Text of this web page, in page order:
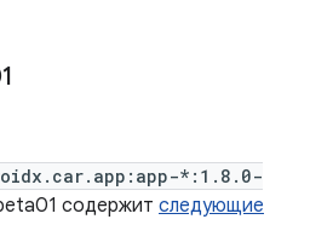
*:1.8.0-
содержит следующие